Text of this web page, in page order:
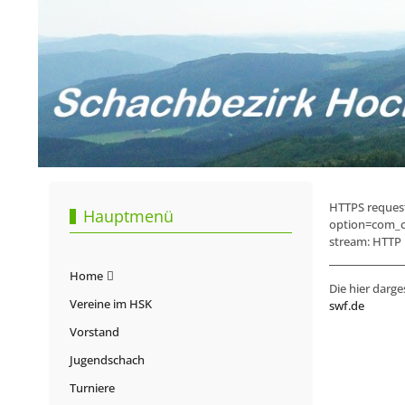
Hauptmenü
Home
Vereine im HSK
Vorstand
Jugendschach
Turniere
HTTPS
stream:
Die hier
swf.de